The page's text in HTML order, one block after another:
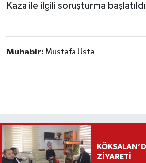
Kaza ile ilgili soruşturma
Muhabir: Mustafa Usta
ZİYARETİ